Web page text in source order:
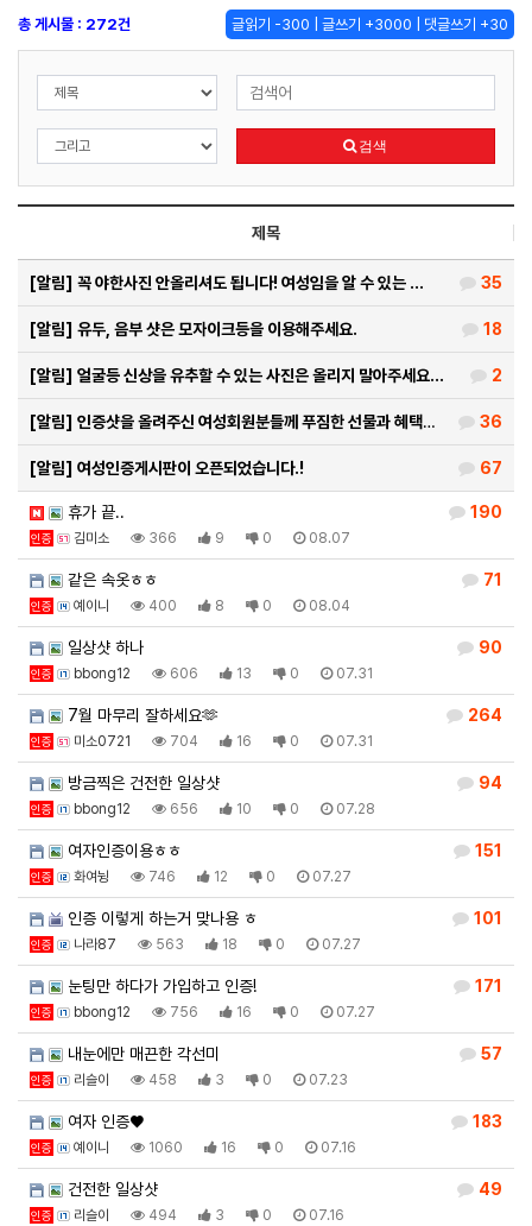
글읽기 -300 | 글쓰기 +3000 | 댓글쓰기 +30
총 게시물 : 272건
검색
제목
35
[알림] 꼭 야한사진 안올리셔도 됩니다! 여성임을 알 수 있는 …
18
[알림] 유두, 음부 샷은 모자이크등을 이용해주세요.
2
[알림] 얼굴등 신상을 유추할 수 있는 사진은 올리지 말아주세요…
36
[알림] 인증샷을 올려주신 여성회원분들께 푸짐한 선물과 혜택을 …
67
[알림] 여성인증게시판이 오픈되었습니다.!
190
휴가 끝..
인증 김미소 366 9 0 08.07
71
같은 속옷ㅎㅎ
인증 예이니 400 8 0 08.04
90
일상샷 하나
인증 bbong12 606 13 0 07.31
264
7월 마무리 잘하세요🫶
인증 미소0721 704 16 0 07.31
94
방금찍은 건전한 일상샷
인증 bbong12 656 10 0 07.28
151
여자인증이용ㅎㅎ
인증 화여뉭 746 12 0 07.27
101
인증 이렇게 하는거 맞나용 ㅎ
인증 나라87 563 18 0 07.27
171
눈팅만 하다가 가입하고 인증!
인증 bbong12 756 16 0 07.27
57
내눈에만 매끈한 각선미
인증 리슬이 458 3 0 07.23
183
여자 인증♥
인증 예이니 1060 16 0 07.16
49
건전한 일상샷
인증 리슬이 494 3 0 07.16